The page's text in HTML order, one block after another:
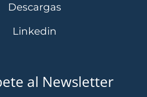
Descargas
Linkedin
al Newsletter